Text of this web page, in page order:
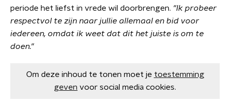
periode het liefst in vrede wil doorbrengen. "Ik probeer
respectvol te zijn naar jullie allemaal en bid voor
iedereen, omdat ik weet dat dit het juiste is om te
doen."
Om deze inhoud te tonen moet je toestemming
geven voor social media cookies.